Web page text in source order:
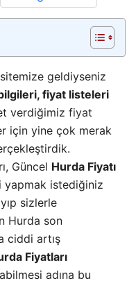
geldiyseniz
fiyat listeleri
verdiğimiz fiyat
için yine çok merak
Güncel Hurda Fiyatı
yapmak istediğiniz
sizlerle
Hurda son
ciddi artış
Fiyatları
adına bu